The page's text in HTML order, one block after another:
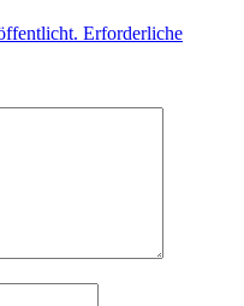
Erforderliche